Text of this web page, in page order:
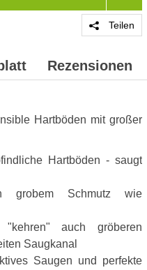
Teilen
Rezensionen
Hartböden mit großer
Hartböden - saugt
grobem Schmutz wie
auch gröberen
Saugkanal
Saugen und perfekte